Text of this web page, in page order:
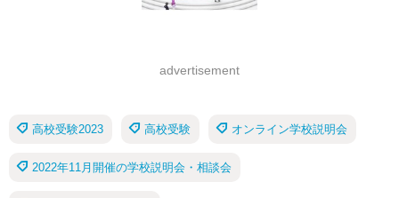
advertisement
高校受験2023 高校受験 オンライン学校説明会
2022年11月開催の学校説明会・相談会